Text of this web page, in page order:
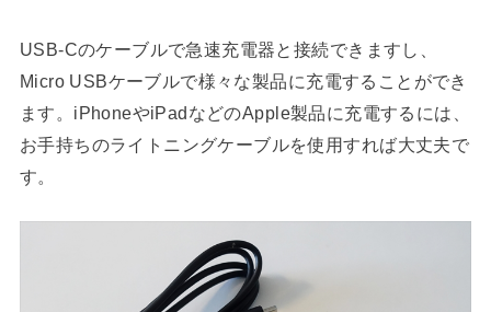
USB-Cのケーブルで急速充電器と接続できますし、
Micro USBケーブルで様々な製品に充電することができ
ます。iPhoneやiPadなどのApple製品に充電するには、
お手持ちのライトニングケーブルを使用すれば大丈夫で
す。